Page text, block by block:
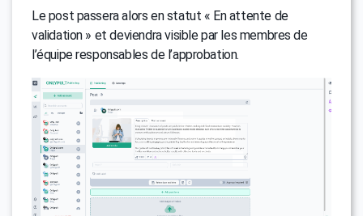
Le post passera alors en statut « En attente de
validation » et deviendra visible par les membres de
l’équipe responsables de l’approbation.